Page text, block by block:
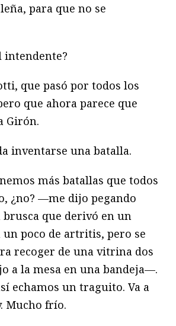
para que no se
intendente?
que pasó por todos los
que ahora parece que
Girón.
inventarse una batalla.
más batallas que todos
¿no? —me dijo pegando
brusca que derivó en un
un poco de artritis, pero se
recoger de una vitrina dos
a la mesa en una bandeja—.
echamos un traguito. Va a
Mucho frío.